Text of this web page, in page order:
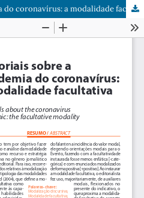
Editoriais sobre a pandemia do coronavírus: a modalidade facultativa